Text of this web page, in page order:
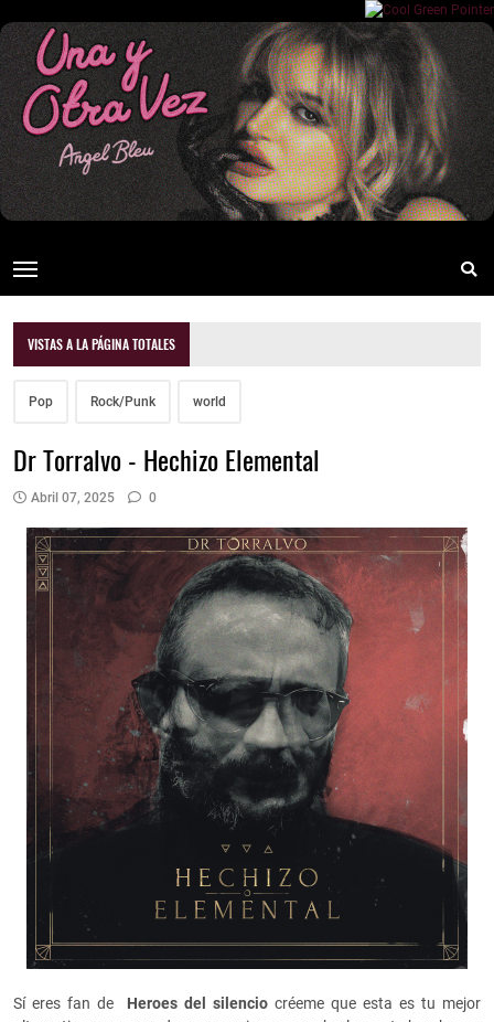
VISTAS A LA PÁGINA TOTALES
Pop Rock/Punk world
Dr Torralvo - Hechizo Elemental
Abril 07, 2025 0
Sí eres fan de Heroes del silencio créeme que esta es tu mejor